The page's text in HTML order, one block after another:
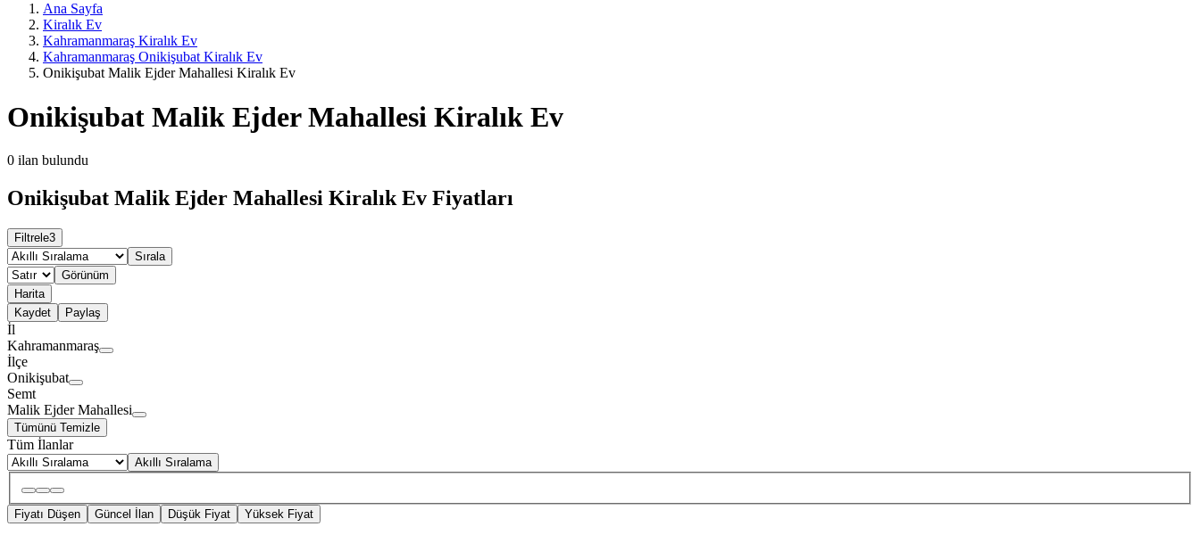
Ana Sayfa
Kiralık Ev
Kahramanmaraş Kiralık Ev
Kahramanmaraş Onikişubat Kiralık Ev
Onikişubat Malik Ejder Mahallesi Kiralık Ev
Onikişubat Malik Ejder Mahallesi Kiralık Ev
0 ilan bulundu
Onikişubat Malik Ejder Mahallesi Kiralık Ev Fiyatları
Filtrele3
Sırala
Görünüm
Harita
Kaydet
Paylaş
İl
Kahramanmaraş
İlçe
Onikişubat
Semt
Malik Ejder Mahallesi
Tümünü Temizle
Tüm İlanlar
Akıllı Sıralama
Fiyatı Düşen Güncel İlan Düşük Fiyat Yüksek Fiyat